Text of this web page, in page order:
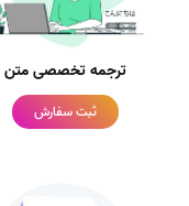
ترجمه تخصصی متن
ثبت سفارش